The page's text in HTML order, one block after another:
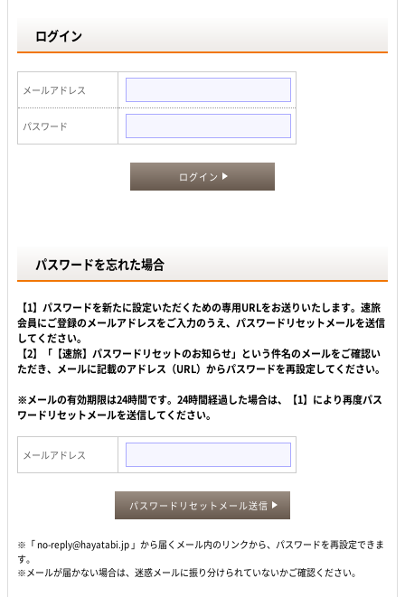
ログイン
メールアドレス
パスワード
ログイン
パスワードを忘れた場合
【1】パスワードを新たに設定いただくための専用URLをお送りいたします。速旅
会員にご登録のメールアドレスをご入力のうえ、パスワードリセットメールを送信
してください。
【2】「【速旅】パスワードリセットのお知らせ」という件名のメールをご確認い
ただき、メールに記載のアドレス（URL）からパスワードを再設定してください。
※メールの有効期限は24時間です。24時間経過した場合は、【1】により再度パス
ワードリセットメールを送信してください。
メールアドレス
パスワードリセットメール送信
※「 no-reply@hayatabi.jp 」から届くメール内のリンクから、パスワードを再設定できま
す。
※メールが届かない場合は、迷惑メールに振り分けられていないかご確認ください。